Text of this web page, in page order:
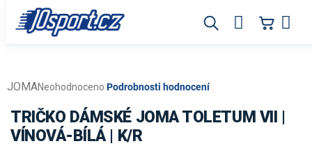
obsah
Průměrné
produktu
je
0,0
Neohodnoceno Podrobnosti hodnocení
JOMA
TRIČKO DÁMSKÉ JOMA TOLETUM VII |
VÍNOVÁ-BÍLÁ | K/R